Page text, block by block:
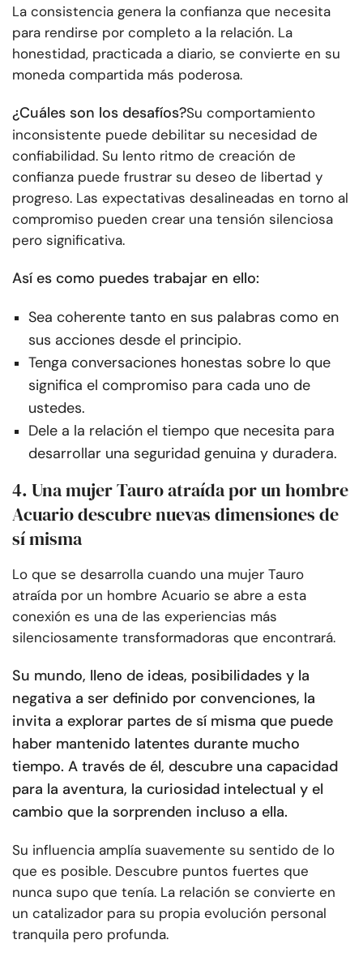
La consistencia genera la confianza que necesita
para rendirse por completo a la relación. La
honestidad, practicada a diario, se convierte en su
moneda compartida más poderosa.
¿Cuáles son los desafíos?Su comportamiento
inconsistente puede debilitar su necesidad de
confiabilidad. Su lento ritmo de creación de
confianza puede frustrar su deseo de libertad y
progreso. Las expectativas desalineadas en torno al
compromiso pueden crear una tensión silenciosa
pero significativa.
Así es como puedes trabajar en ello:
Sea coherente tanto en sus palabras como en
sus acciones desde el principio.
Tenga conversaciones honestas sobre lo que
significa el compromiso para cada uno de
ustedes.
Dele a la relación el tiempo que necesita para
desarrollar una seguridad genuina y duradera.
4. Una mujer Tauro atraída por un hombre
Acuario descubre nuevas dimensiones de
sí misma
Lo que se desarrolla cuando una mujer Tauro
atraída por un hombre Acuario se abre a esta
conexión es una de las experiencias más
silenciosamente transformadoras que encontrará.
Su mundo, lleno de ideas, posibilidades y la
negativa a ser definido por convenciones, la
invita a explorar partes de sí misma que puede
haber mantenido latentes durante mucho
tiempo. A través de él, descubre una capacidad
para la aventura, la curiosidad intelectual y el
cambio que la sorprenden incluso a ella.
Su influencia amplía suavemente su sentido de lo
que es posible. Descubre puntos fuertes que
nunca supo que tenía. La relación se convierte en
un catalizador para su propia evolución personal
tranquila pero profunda.